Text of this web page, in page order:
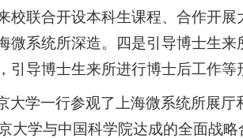
校联合开设本科生课程、合作开
微系统所深造。四是引导博士生
引导博士生来所进行博士后工作等
大学一行参观了上海微系统所展
大学与中国科学院达成的全面战